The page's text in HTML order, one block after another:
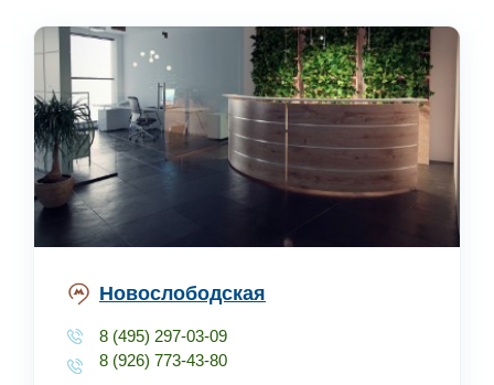
Новослободская
8 (495) 297-03-09
8 (926) 773-43-80